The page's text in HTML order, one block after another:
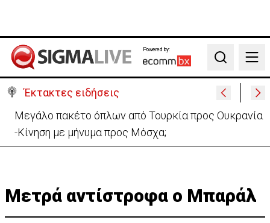
Powered by:
Search
Έκτακτες ειδήσεις
Μεγάλο πακέτο όπλων από Τουρκία προς Ουκρανία
-Κίνηση με μήνυμα προς Μόσχα;
Μετρά αντίστροφα ο Μπαράλ